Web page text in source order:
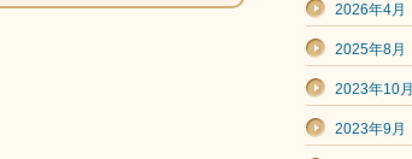
2026年4月
2025年8月
2023年10月
2023年9月